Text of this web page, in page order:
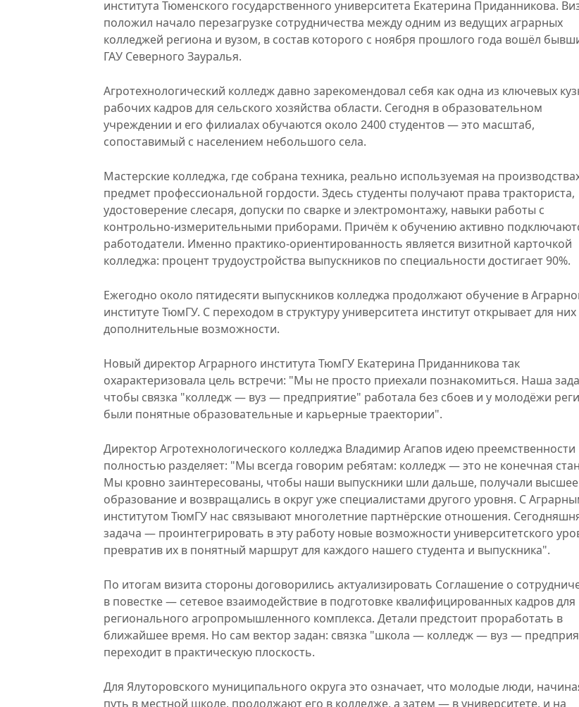
института Тюменского государственного университета Екатерина Приданникова.
положил начало перезагрузке сотрудничества между одним из ведущих аграрных
колледжей региона и вузом, в состав которого с ноября прошлого года вошёл
ГАУ Северного Зауралья.
Агротехнологический колледж давно зарекомендовал себя как одна из ключевых
рабочих кадров для сельского хозяйства области. Сегодня в образовательном
учреждении и его филиалах обучаются около 2400 студентов — это масштаб,
сопоставимый с населением небольшого села.
Мастерские колледжа, где собрана техника, реально используемая на
предмет профессиональной гордости. Здесь студенты получают права тракториста,
удостоверение слесаря, допуски по сварке и электромонтажу, навыки работы с
контрольно-измерительными приборами. Причём к обучению активно
работодатели. Именно практико-ориентированность является визитной карточкой
колледжа: процент трудоустройства выпускников по специальности достигает 90%.
Ежегодно около пятидесяти выпускников колледжа продолжают обучение в
институте ТюмГУ. С переходом в структуру университета институт открывает для них
дополнительные возможности.
Новый директор Аграрного института ТюмГУ Екатерина Приданникова так
охарактеризовала цель встречи: "Мы не просто приехали познакомиться. Наша
чтобы связка "колледж — вуз — предприятие" работала без сбоев и у молодёжи
были понятные образовательные и карьерные траектории".
Директор Агротехнологического колледжа Владимир Агапов идею преемственности
полностью разделяет: "Мы всегда говорим ребятам: колледж — это не конечная
Мы кровно заинтересованы, чтобы наши выпускники шли дальше, получали высшее
образование и возвращались в округ уже специалистами другого уровня. С
институтом ТюмГУ нас связывают многолетние партнёрские отношения.
задача — проинтегрировать в эту работу новые возможности университетского
превратив их в понятный маршрут для каждого нашего студента и выпускника".
По итогам визита стороны договорились актуализировать Соглашение о
в повестке — сетевое взаимодействие в подготовке квалифицированных кадров для
регионального агропромышленного комплекса. Детали предстоит проработать в
ближайшее время. Но сам вектор задан: связка "школа — колледж — вуз —
переходит в практическую плоскость.
Для Ялуторовского муниципального округа это означает, что молодые люди,
путь в местной школе, продолжают его в колледже, а затем — в университете, и на